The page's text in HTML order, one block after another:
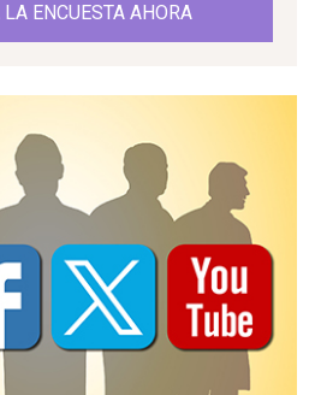
ENCUESTA AHORA